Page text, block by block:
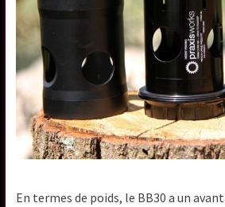
En termes de poids, le BB30 a un